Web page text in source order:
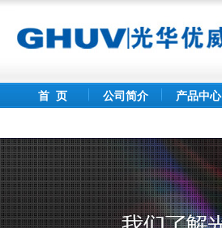
首 页 公司简介 产品中心